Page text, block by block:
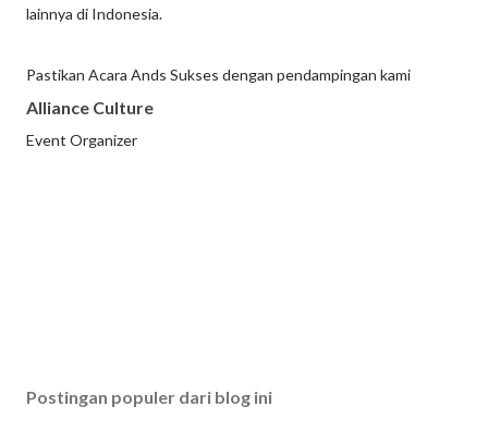
lainnya di Indonesia.
Pastikan Acara Ands Sukses dengan pendampingan kami
Alliance Culture
Event Organizer
Postingan populer dari blog ini